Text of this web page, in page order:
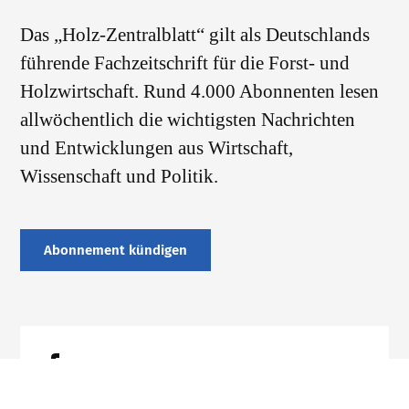
Das „Holz-Zentralblatt“ gilt als Deutschlands
führende Fachzeitschrift für die Forst- und
Holzwirtschaft. Rund 4.000 Abonnenten lesen
allwöchentlich die wichtigsten Nachrichten
und Entwicklungen aus Wirtschaft,
Wissenschaft und Politik.
Abonnement kündigen